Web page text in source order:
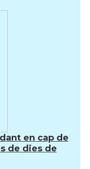
en cap de
de dies de